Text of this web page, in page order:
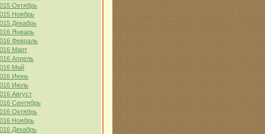
Октябрь
Ноябрь
Декабрь
Январь
Февраль
Март
Апрель
Май
Июнь
Июль
Август
Сентябрь
Октябрь
Ноябрь
Декабрь